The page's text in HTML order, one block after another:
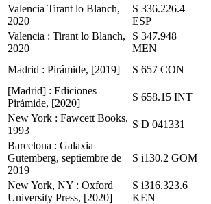
Valencia Tirant lo Blanch,
2020
S 336.226.4
ESP
Valencia : Tirant lo Blanch,
2020
S 347.948
MEN
Madrid : Pirámide, [2019] S 657 CON
[Madrid] : Ediciones
Pirámide, [2020]
S 658.15 INT
New York : Fawcett Books,
1993
S D 041331
Barcelona : Galaxia
Gutemberg, septiembre de
2019
S i130.2 GOM
New York, NY : Oxford
University Press, [2020]
S i316.323.6
KEN